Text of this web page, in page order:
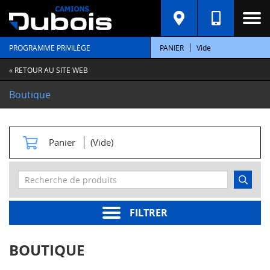
PROGRAMME PRIVILÈGE PANIER Vide
« RETOUR AU SITE WEB
Boutique
Panier (Vide)
FILTRER
C
A
T
É
G
O
R
E
S
t
e
r
moteur
BOUTIQUE